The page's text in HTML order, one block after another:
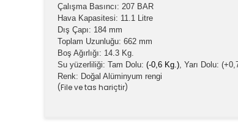
Çalışma Basıncı: 207 BAR
Hava Kapasitesi: 11.1 Litre
Dış Çapı: 184 mm
Toplam Uzunluğu: 662 mm
Boş Ağırlığı: 14.3 Kg.
Su yüzerliliği: Tam Dolu: (-0,6 Kg .) , Yarı Dolu:
Renk: Doğal Alüminyum rengi
(File ve tas hariçtir)